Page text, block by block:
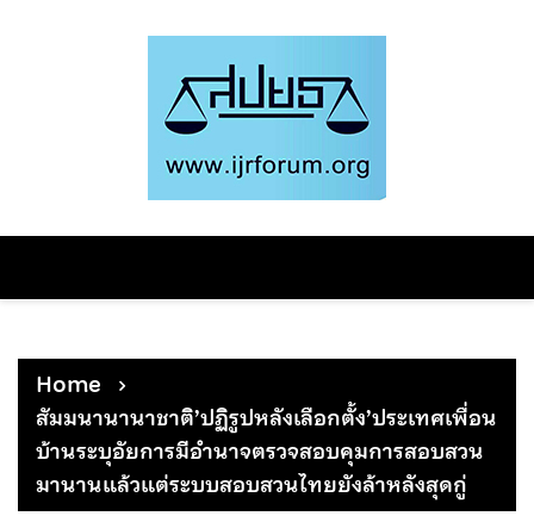
Home
สัมมนานานาชาติ’ปฏิรูปหลังเลือกตั้ง’ประเทศเพื่อน
บ้านระบุอัยการมีอำนาจตรวจสอบคุมการสอบสวน
มานานแล้วแต่ระบบสอบสวนไทยยังล้าหลังสุดกู่